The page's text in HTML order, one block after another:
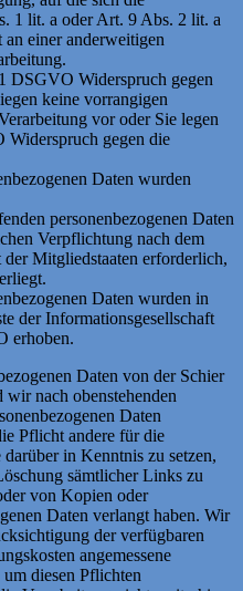
1 lit. a oder Art. 9 Abs. 2 lit. a
einer anderweitigen
DSGVO Widerspruch gegen
keine vorrangigen
vor oder Sie legen
gegen die
Daten wurden
personenbezogenen Daten
Verpflichtung nach dem
Mitgliedstaaten erforderlich,
Daten wurden in
der Informationsgesellschaft
erhoben.
Daten von der Schier
nach obenstehenden
Daten
Pflicht andere für die
in Kenntnis zu setzen,
sämtlicher Links zu
von Kopien oder
Daten verlangt haben. Wir
der verfügbaren
angemessene
diesen Pflichten